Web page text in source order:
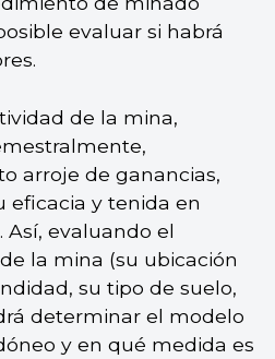
evaluar si habrá
de la mina,
arroje de ganancias,
eficacia y tenida en
Así, evaluando el
la mina (su ubicación
su tipo de suelo,
determinar el modelo
y en qué medida es